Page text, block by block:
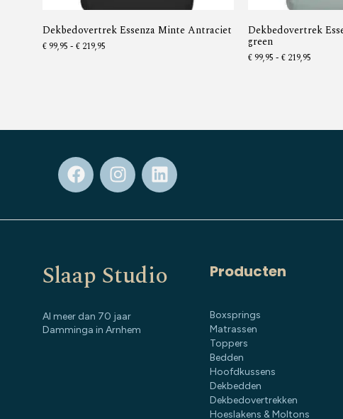
Dekbedovertrek Essenza Minte Antraciet
€ 99,95 - € 219,95
Dekbedovertrek
green
€ 99,95 - € 219,95
Slaap Studio
Al meer dan 70 jaar
Damminga in Arnhem
Producten
Boxsprings
Matrassen
Toppers
Bedden
Hoofdkussens
Dekbedden
Dekbedovertrekken
Hoeslakens & Moltons